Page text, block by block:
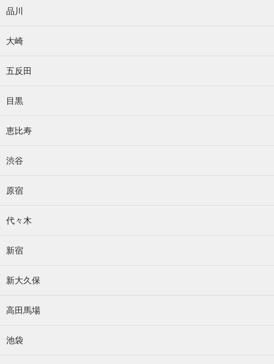
品川
大崎
五反田
目黒
恵比寿
渋谷
原宿
代々木
新宿
新大久保
高田馬場
池袋